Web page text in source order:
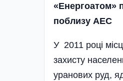
«Енергоатом»
поблизу АЕС
У 2011 році
захисту
уранових руд,